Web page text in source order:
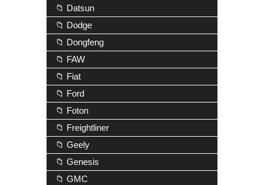
📁 Datsun
📁 Dodge
📁 Dongfeng
📁 FAW
📁 Fiat
📁 Ford
📁 Foton
📁 Freightliner
📁 Geely
📁 Genesis
📁 GMC